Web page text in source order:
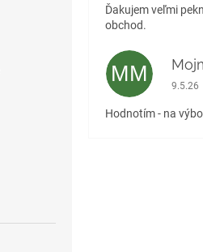
Ďakujem veľmi
obchod.
MM 9.5.26
Hodnotím - na